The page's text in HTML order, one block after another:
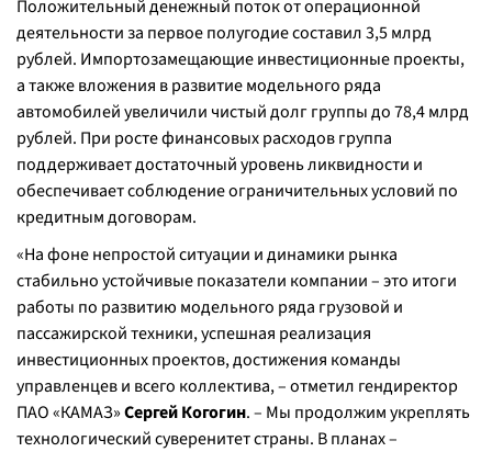
Положительный денежный поток от операционной
деятельности за первое полугодие составил 3,5 млрд
рублей. Импортозамещающие инвестиционные проекты,
а также вложения в развитие модельного ряда
автомобилей увеличили чистый долг группы до 78,4 млрд
рублей. При росте финансовых расходов группа
поддерживает достаточный уровень ликвидности и
обеспечивает соблюдение ограничительных условий по
кредитным договорам.
«На фоне непростой ситуации и динамики рынка
стабильно устойчивые показатели компании – это итоги
работы по развитию модельного ряда грузовой и
пассажирской техники, успешная реализация
инвестиционных проектов, достижения команды
управленцев и всего коллектива, – отметил гендиректор
ПАО «КАМАЗ»Сергей Когогин. – Мы продолжим укреплять
технологический суверенитет страны. В планах –